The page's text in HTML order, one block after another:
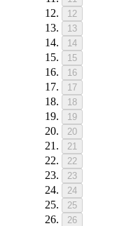
12
13
14
15
16
17
18
19
20
21
22
23
24
25
26